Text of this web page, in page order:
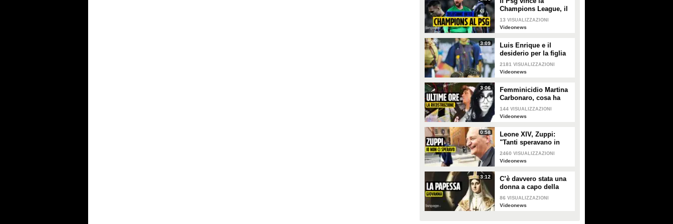
Champions League, il
sogno dell'Inter si
infrange a Monaco di
13 VISUALIZZAZIONI
Videonews
3:09
Luis Enrique e il
desiderio per la figlia
Xana nel giorno della
finale di Champions tra
2181 VISUALIZZAZIONI
Videonews
3:06
Femminicidio Martina
Carbonaro, cosa ha
fatto Alessio Tucci
dopo averla uccisa [LA
144 VISUALIZZAZIONI
Videonews
0:58
Leone XIV, Zuppi:
"Tanti speravano in
me? Io mai, prima
deve vincere lo
2460 VISUALIZZAZIONI
Videonews
3:12
C’è davvero stata una
donna a capo della
Chiesa cattolica? La
leggenda della
86 VISUALIZZAZIONI
Videonews